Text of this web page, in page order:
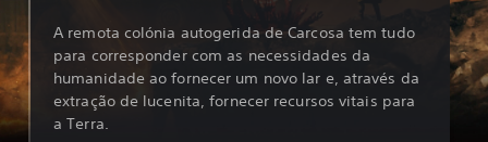
A remota colónia autogerida de Carcosa tem tudo
para corresponder com as necessidades da
humanidade ao fornecer um novo lar e, através da
extração de lucenita, fornecer recursos vitais para
a Terra.